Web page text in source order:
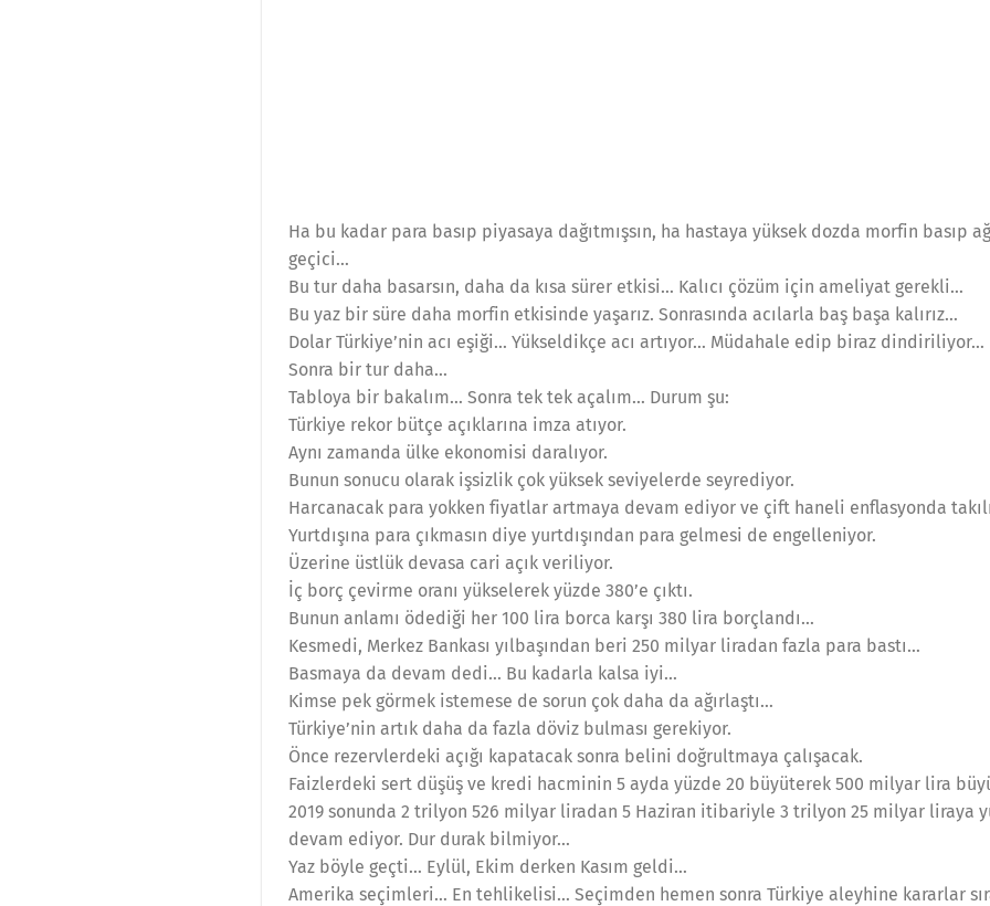
Ha bu kadar para basıp piyasaya dağıtmışsın, ha hastaya yüksek dozda morfin basıp
geçici…
Bu tur daha basarsın, daha da kısa sürer etkisi… Kalıcı çözüm için ameliyat gerekli…
Bu yaz bir süre daha morfin etkisinde yaşarız. Sonrasında acılarla baş başa kalırız…
Dolar Türkiye’nin acı eşiği… Yükseldikçe acı artıyor… Müdahale edip biraz dindiriliyor…
Sonra bir tur daha…
Tabloya bir bakalım… Sonra tek tek açalım… Durum şu:
Türkiye rekor bütçe açıklarına imza atıyor.
Aynı zamanda ülke ekonomisi daralıyor.
Bunun sonucu olarak işsizlik çok yüksek seviyelerde seyrediyor.
Harcanacak para yokken fiyatlar artmaya devam ediyor ve çift haneli enflasyonda
Yurtdışına para çıkmasın diye yurtdışından para gelmesi de engelleniyor.
Üzerine üstlük devasa cari açık veriliyor.
İç borç çevirme oranı yükselerek yüzde 380’e çıktı.
Bunun anlamı ödediği her 100 lira borca karşı 380 lira borçlandı…
Kesmedi, Merkez Bankası yılbaşından beri 250 milyar liradan fazla para bastı…
Basmaya da devam dedi… Bu kadarla kalsa iyi…
Kimse pek görmek istemese de sorun çok daha da ağırlaştı…
Türkiye’nin artık daha da fazla döviz bulması gerekiyor.
Önce rezervlerdeki açığı kapatacak sonra belini doğrultmaya çalışacak.
Faizlerdeki sert düşüş ve kredi hacminin 5 ayda yüzde 20 büyüterek 500 milyar lira
2019 sonunda 2 trilyon 526 milyar liradan 5 Haziran itibariyle 3 trilyon 25 milyar liraya
devam ediyor. Dur durak bilmiyor…
Yaz böyle geçti… Eylül, Ekim derken Kasım geldi…
Amerika seçimleri… En tehlikelisi… Seçimden hemen sonra Türkiye aleyhine kararlar